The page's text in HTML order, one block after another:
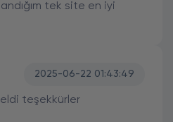
tek site en iyi
2025-06-22 01:43:49
teşekkürler